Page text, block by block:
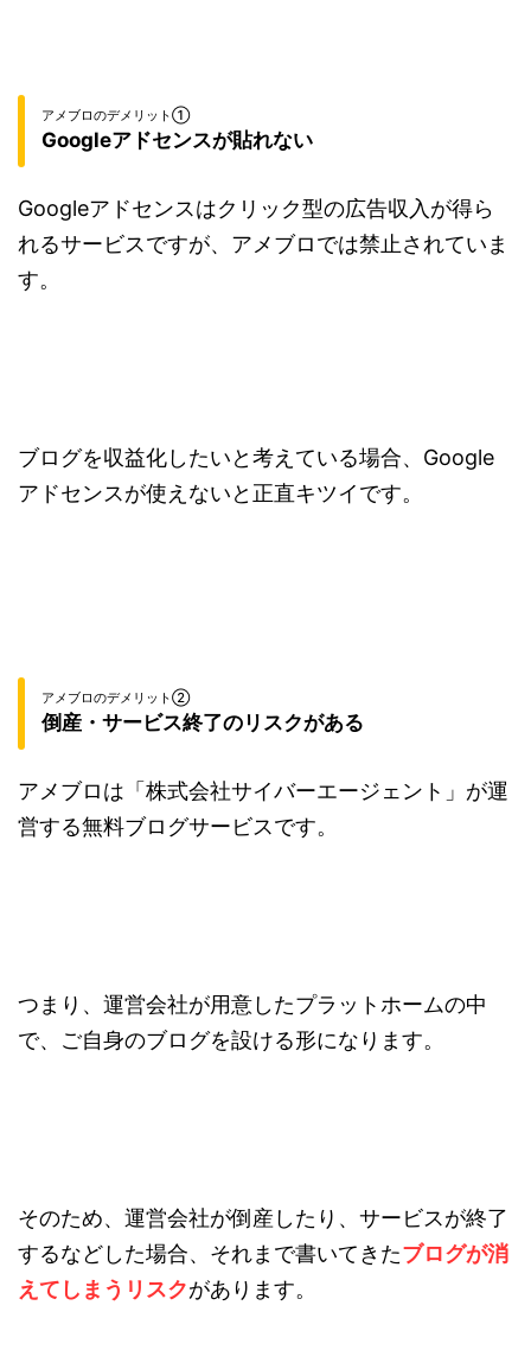
アメブロのデメリット①
Googleアドセンスが貼れない
Googleアドセンスはクリック型の広告収入が得ら
れるサービスですが、アメブロでは禁止されていま
す。
ブログを収益化したいと考えている場合、Google
アドセンスが使えないと正直キツイです。
アメブロのデメリット②
倒産・サービス終了のリスクがある
アメブロは「株式会社サイバーエージェント」が運
営する無料ブログサービスです。
つまり、運営会社が用意したプラットホームの中
で、ご自身のブログを設ける形になります。
そのため、運営会社が倒産したり、サービスが終了
するなどした場合、それまで書いてきたブログが消
えてしまうリスクがあります。